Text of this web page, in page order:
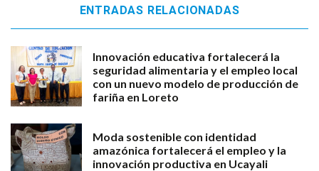
ENTRADAS RELACIONADAS
Innovación educativa fortalecerá la
seguridad alimentaria y el empleo local
con un nuevo modelo de producción de
fariña en Loreto
Moda sostenible con identidad
amazónica fortalecerá el empleo y la
innovación productiva en Ucayali